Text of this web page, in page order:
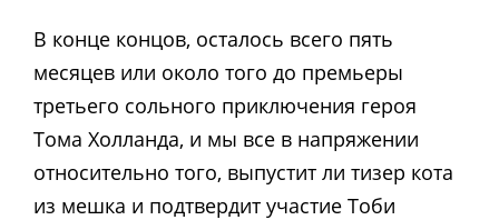
В конце концов, осталось всего пять
месяцев или около того до премьеры
третьего сольного приключения героя
Тома Холланда, и мы все в напряжении
относительно того, выпустит ли тизер кота
из мешка и подтвердит участие Тоби